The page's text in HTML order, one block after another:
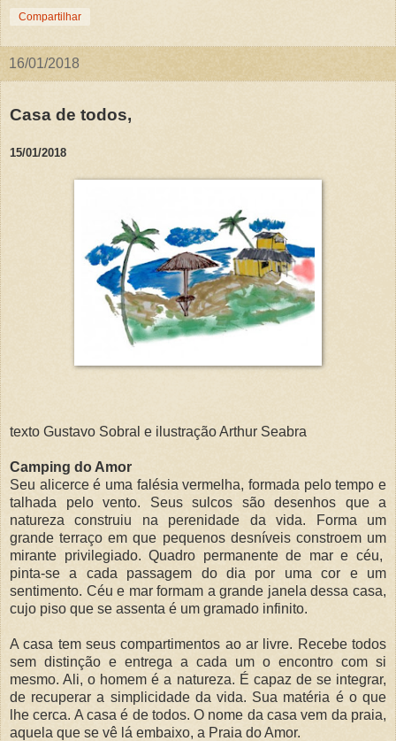
Compartilhar
16/01/2018
Casa de todos,
15/01/2018
texto Gustavo Sobral e ilustração Arthur Seabra
Camping do Amor
Seu alicerce é uma falésia vermelha, formada pelo tempo e
talhada pelo vento. Seus sulcos são desenhos que a
natureza construiu na perenidade da vida. Forma um
grande terraço em que pequenos desníveis constroem um
mirante privilegiado. Quadro permanente de mar e céu,
pinta-se a cada passagem do dia por uma cor e um
sentimento. Céu e mar formam a grande janela dessa casa,
cujo piso que se assenta é um gramado infinito.
A casa tem seus compartimentos ao ar livre. Recebe todos
sem distinção e entrega a cada um o encontro com si
mesmo. Ali, o homem é a natureza. É capaz de se integrar,
de recuperar a simplicidade da vida. Sua matéria é o que
lhe cerca. A casa é de todos. O nome da casa vem da praia,
aquela que se vê lá embaixo, a Praia do Amor.